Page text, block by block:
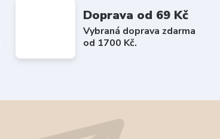
Doprava od 69 Kč
Vybraná doprava zdarma
od 1700 Kč.